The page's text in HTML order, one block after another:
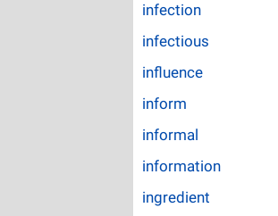
infection
infectious
influence
inform
informal
information
ingredient